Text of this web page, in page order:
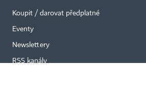
Koupit / darovat předplatné
Eventy
Newslettery
RSS kanály